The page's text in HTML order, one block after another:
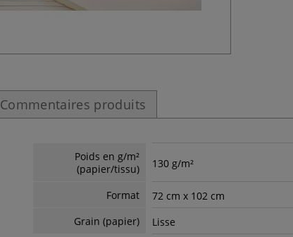
Commentaires produits
Poids en g/m²
(papier/tissu)
130 g/m²
Format
72 cm x 102 cm
Grain (papier)
Lisse